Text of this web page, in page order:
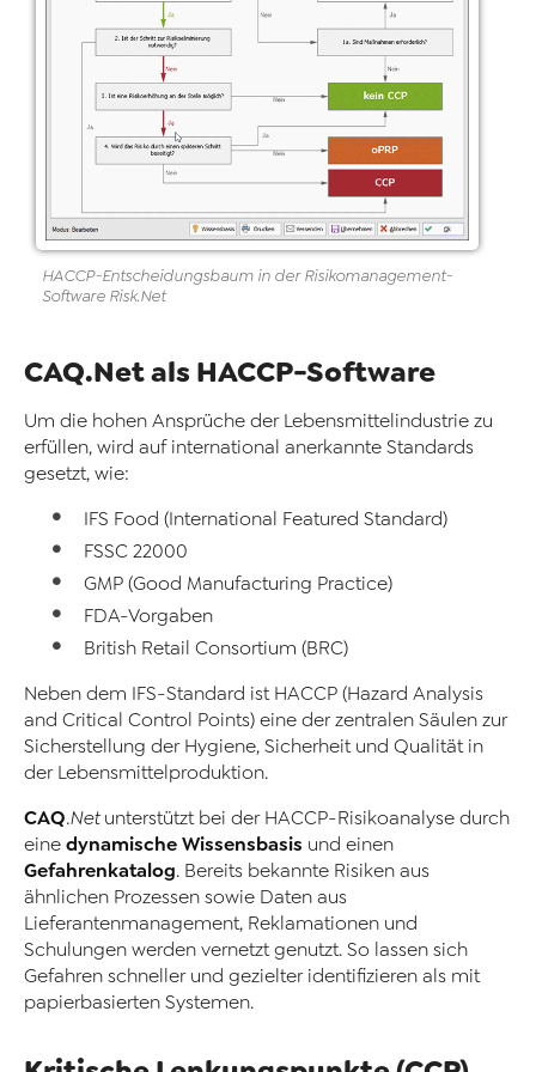
HACCP-Entscheidungsbaum in der Risikomanagement-
Software Risk.Net
CAQ.Net als HACCP-Software
Um die hohen Ansprüche der Lebensmittelindustrie zu
erfüllen, wird auf international anerkannte Standards
gesetzt, wie:
IFS Food (International Featured Standard)
FSSC 22000
GMP (Good Manufacturing Practice)
FDA-Vorgaben
British Retail Consortium (BRC)
Neben dem IFS-Standard ist HACCP (Hazard Analysis
and Critical Control Points) eine der zentralen Säulen zur
Sicherstellung der Hygiene, Sicherheit und Qualität in
der Lebensmittelproduktion.
CAQ.Netunterstützt bei der HACCP-Risikoanalyse durch
eine dynamische Wissensbasis und einen
Gefahrenkatalog. Bereits bekannte Risiken aus
ähnlichen Prozessen sowie Daten aus
Lieferantenmanagement, Reklamationen und
Schulungen werden vernetzt genutzt. So lassen sich
Gefahren schneller und gezielter identifizieren als mit
papierbasierten Systemen.